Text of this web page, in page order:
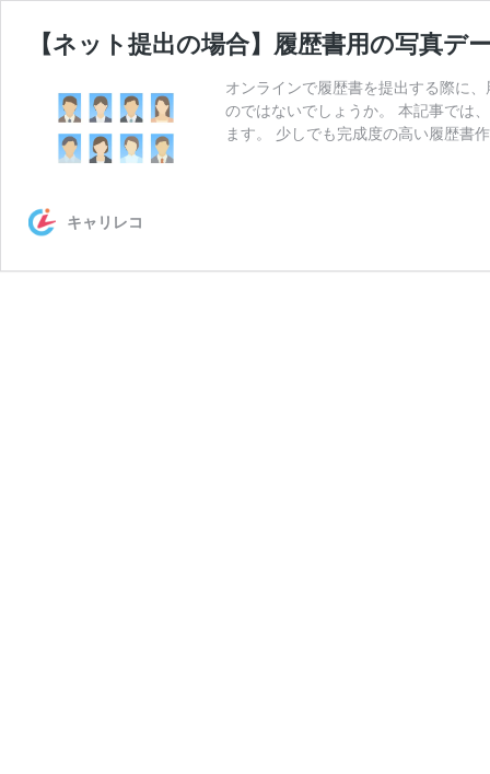
【ネット提出の場合】履歴書用の写真デ
オンラインで履歴書を提出する際に
のではないでしょうか。 本記事では
ます。 少しでも完成度の高い履歴書
キャリレコ